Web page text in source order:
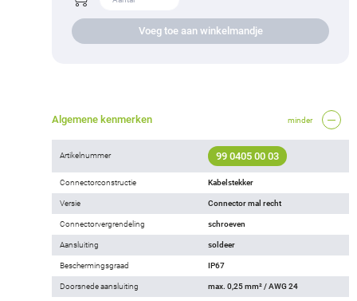
Voeg toe aan winkelmandje
Algemene kenmerken minder
Artikelnummer 99 0405 00 03
Connectorconstructie Kabelstekker
Versie Connector mal recht
Connectorvergrendeling schroeven
Aansluiting soldeer
Beschermingsgraad IP67
Doorsnede aansluiting max. 0,25 mm² / AWG 24